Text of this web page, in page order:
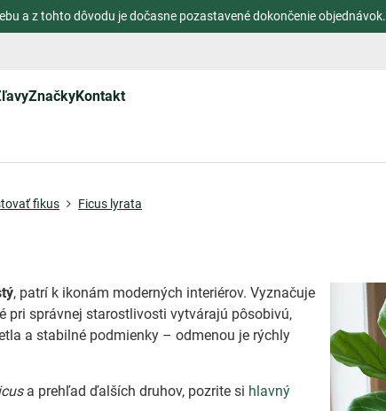
a z tohto dôvodu je dočasne pozastavené dokončenie objednávok.
ZnačkyKontakt
fikus Ficus lyrata
, patrí k ikonám moderných interiérov. Vyznačuje
pri správnej starostlivosti vytvárajú pôsobivú,
a stabilné podmienky – odmenou je rýchly
a prehľad ďalších druhov, pozrite si hlavný